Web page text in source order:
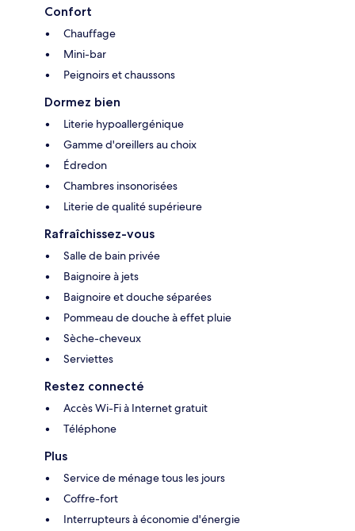
Confort
Chauffage
Mini-bar
Peignoirs et chaussons
Dormez bien
Literie hypoallergénique
Gamme d'oreillers au choix
Édredon
Chambres insonorisées
Literie de qualité supérieure
Rafraîchissez-vous
Salle de bain privée
Baignoire à jets
Baignoire et douche séparées
Pommeau de douche à effet pluie
Sèche-cheveux
Serviettes
Restez connecté
Accès Wi-Fi à Internet gratuit
Téléphone
Plus
Service de ménage tous les jours
Coffre-fort
Interrupteurs à économie d'énergie